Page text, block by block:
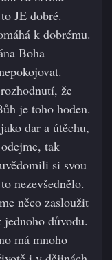
JE dobré.
k dobrému.
Boha
že
je toho hoden.
dar a útěchu,
tak
si svou
nezevšednělo.
něco zasloužit
důvodu.
má mnoho